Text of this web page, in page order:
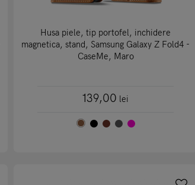
Husa piele, tip portofel, inchidere
magnetica, stand, Samsung Galaxy Z Fold4 -
CaseMe, Maro
139,00 lei